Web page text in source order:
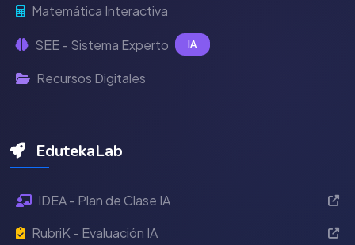
Matemática Interactiva
SEE - Sistema Experto IA
Recursos Digitales
EdutekaLab
IDEA - Plan de Clase IA
RubriK - Evaluación IA